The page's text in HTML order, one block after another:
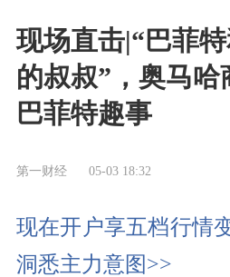
现场直击|“巴菲
的叔叔”，奥马
巴菲特趣事
第一财经 05-03 18:32
现在开户享五档行情
洞悉主力意图>>